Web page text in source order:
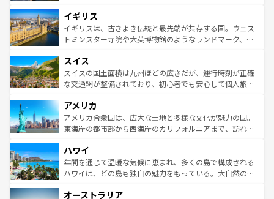
いる。シャンパンの発祥地であるランス、プロヴァンスの
香り高いラベンダー畑など、多彩な楽しみ方が可能だ。さ
らに、パリ以外の地域にも魅力が溢れており、どの街角に
れる地方に足を運ぶとそれぞれで全く異なる文化を体験で
きるだろう。 なお、新着のフランス情報はコンテンツ一覧
を参照してほしい。
顔を持つこの国は、どこを歩いても飽きることがない。ベ
ルリンの文化的活気、バイエルン州のアルプスの絶景、そ
してライン川沿いのワイン畑といった風景は必見。ビール
は、お酒好きな人にはぜひ体験してほしい。 なお、新着の
ドイツ情報はコンテンツ一覧を参照してほしい。
イギリス
イギリスは、古きよき伝統と最先端が共存する国。ウェス
トミンスター寺院や大英博物館のようなランドマーク、歴
リアごとに異なる魅力がある。また、優雅なアフタヌーン
ティー、ビール好きにはたまらない英国パブ、サッカー観
戦など、本場だからこそできる体験も豊富。イギリスを旅
ンツ一覧を参照してほしい。
スイス
スイスの国土面積は九州ほどの広さだが、運行時刻が正確
な交通網が整備されており、初心者でも安心して個人旅行
の建物がそのまま残る町や、スイスならではのユニークな
博物館もあり、アルプス観光だけでなく町歩きも満喫する
ことができる。国民の所得が高いため物価も高いが、旅行
ば市内交通費無料で観光を楽しむこともできる。 なお、新
着のスイス情報はコンテンツ一覧 を参照してほしい。
アメリカ
アメリカ合衆国は、広大な土地と多様な文化が魅力の国。
東海岸の都市部から西海岸のカリフォルニアまで、訪れる
のような巨大都市は、観光、ショッピング、エンターテイ
ンメントが詰まった刺激的なスポットだ。一方、アメリカ
西部には大自然が広がり、グランドキャニオンやイエロー
部のニューオーリンズでは、音楽と美食が融合した独特の
ハワイ
年間を通じて温暖な気候に恵まれ、多くの島で構成される
ハワイは、どの島も独自の魅力をもっている。大自然の神
ワイ島は見逃せない。また、定番の観光地といえばオアフ
オーストラリア